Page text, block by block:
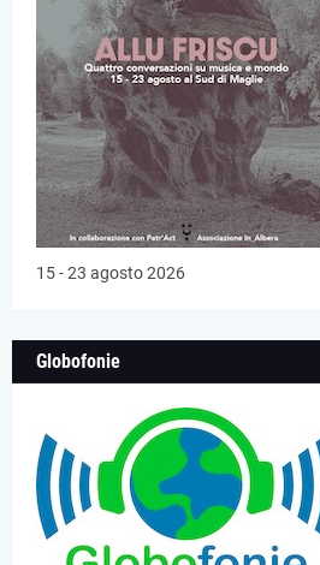
15 - 23 agosto 2026
Globofonie